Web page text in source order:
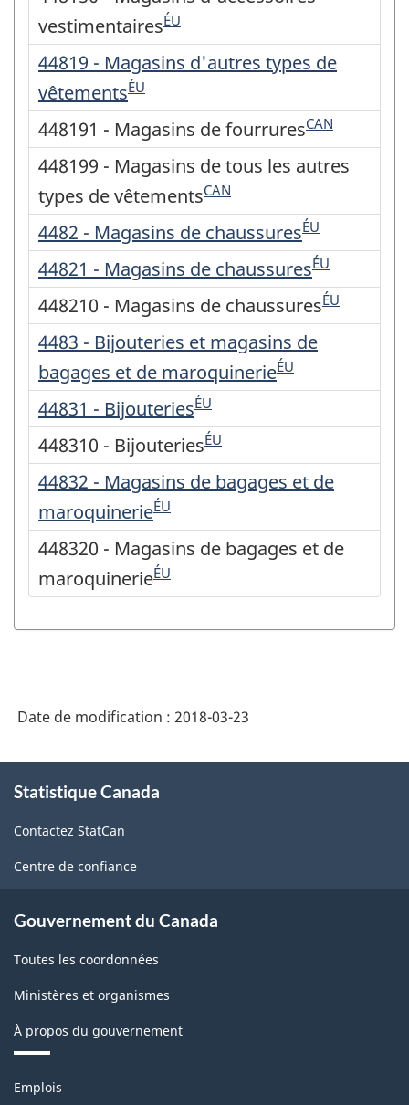
vestimentairesÉU
44819 - Magasins d'autres types de
vêtementsÉU
448191 - Magasins de fourruresCAN
448199 - Magasins de tous les autres
types de vêtementsCAN
4482 - Magasins de chaussuresÉU
44821 - Magasins de chaussuresÉU
448210 - Magasins de chaussuresÉU
4483 - Bijouteries et magasins de
bagages et de maroquinerieÉU
44831 - BijouteriesÉU
448310 - BijouteriesÉU
44832 - Magasins de bagages et de
maroquinerieÉU
448320 - Magasins de bagages et de
maroquinerieÉU
Date de modification : 2018-03-23
propos
ce
site
Statistique Canada
Contactez StatCan
Centre de confiance
Gouvernement du Canada
Toutes les coordonnées
Ministères et organismes
À propos du gouvernement
Thèmes
Emplois